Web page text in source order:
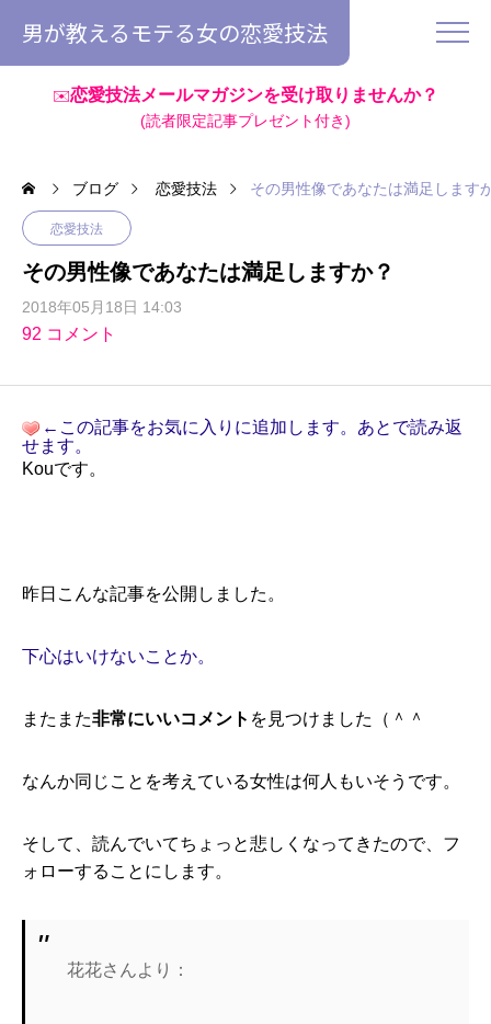
男が教えるモテる女の恋愛技法
✉️恋愛技法メールマガジンを受け取りませんか？
(読者限定記事プレゼント付き)
ブログ 恋愛技法 その男性像であなたは満足します
恋愛技法
その男性像であなたは満足しますか？
2018年05月18日 14:03
92 コメント
←この記事をお気に入りに追加します。あとで読み返
せます。
Kouです。
昨日こんな記事を公開しました。
下心はいけないことか。
またまた非常にいいコメント を見つけました（＾＾
なんか同じことを考えている女性は何人もいそうです。
そして、読んでいてちょっと悲しくなってきたので、フ
ォローすることにします。
花花さんより：